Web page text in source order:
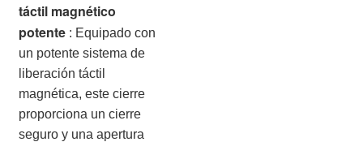
táctil magnético
potente : Equipado con
un potente sistema de
liberación táctil
magnética, este cierre
proporciona un cierre
seguro y una apertura